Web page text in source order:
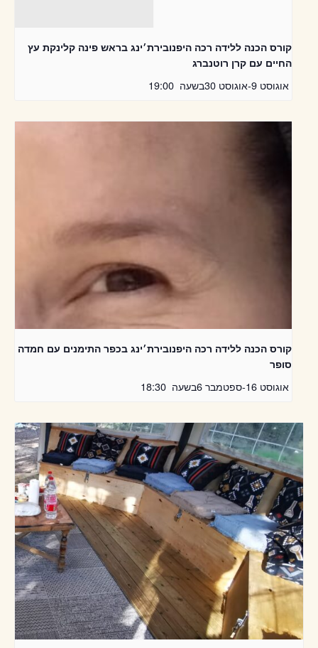
קורס הכנה ללידה רכה היפנובירת׳ינג בראש פינה קלינקת עץ
החיים עם קרן רוטנברג
אוגוסט 9 -אוגוסט 30 בשעה 19:00
קורס הכנה ללידה רכה היפנובירת׳ינג בכפר התימנים עם חמדה
סופר
אוגוסט 16 -ספטמבר 6 בשעה 18:30